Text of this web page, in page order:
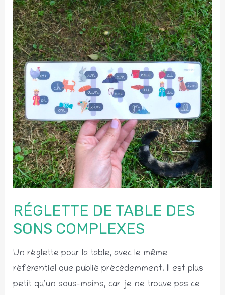
versions
verticales
RÉGLETTE DE TABLE DES
SONS COMPLEXES
Un réglette pour la table, avec le même
référentiel que publié précédemment. Il est plus
petit qu’un sous-mains, car je ne trouve pas ce